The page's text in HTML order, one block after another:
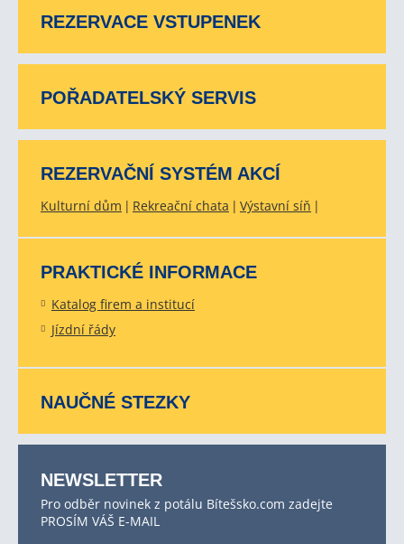
REZERVACE VSTUPENEK
POŘADATELSKÝ SERVIS
REZERVAČNÍ SYSTÉM AKCÍ
Kulturní dům Rekreační chata Výstavní síň
PRAKTICKÉ INFORMACE
Katalog firem a institucí
Jízdní řády
NAUČNÉ STEZKY
NEWSLETTER
Pro odběr novinek z potálu Bítešsko.com zadejte
PROSÍM VÁŠ E-MAIL